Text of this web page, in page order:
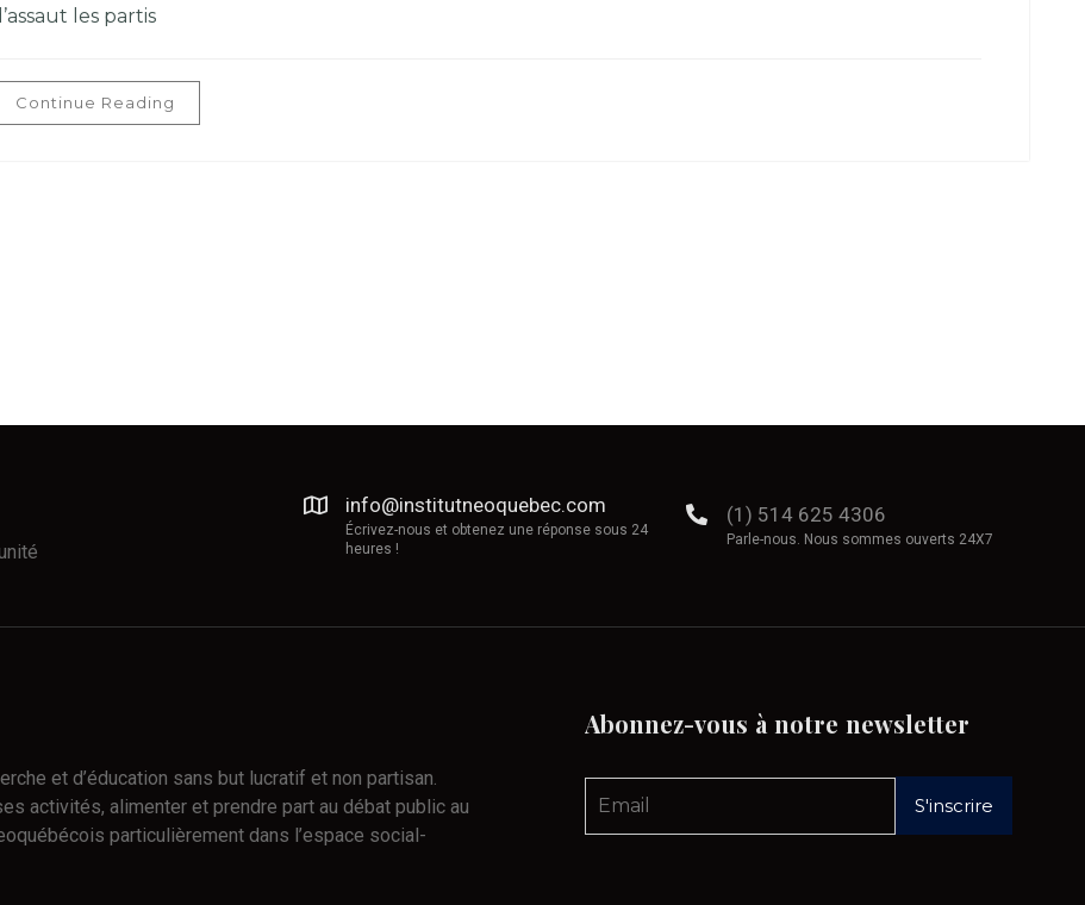
les partis
Continue Reading
info@institutneoquebec.com
Écrivez-nous et obtenez une réponse sous 24
heures !
(1) 514 625 4306
Parle-nous. Nous sommes ouverts 24X7
et d’éducation sans but lucratif et non partisan.
activités, alimenter et prendre part au débat public au
particulièrement dans l’espace social-
Abonnez-vous à notre newsletter